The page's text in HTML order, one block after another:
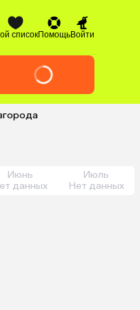
списокПомощьВойти
Июнь
данных
Июль
Нет данных